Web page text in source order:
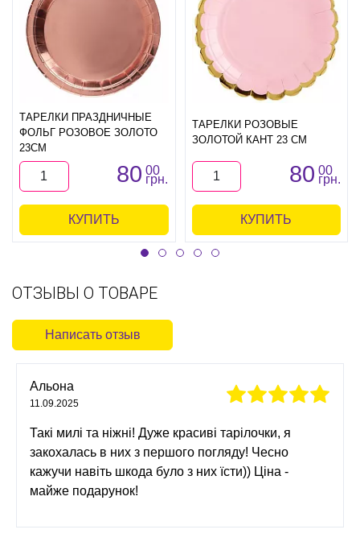
ТАРЕЛКИ ПРАЗДНИЧНЫЕ
ФОЛЬГ РОЗОВОЕ ЗОЛОТО
23СМ
80 00
грн.
КУПИТЬ
ТАРЕЛКИ РОЗОВЫЕ
ЗОЛОТОЙ КАНТ 23 СМ
80 00
грн.
КУПИТЬ
ОТЗЫВЫ О ТОВАРЕ
Написать отзыв
Альона
11.09.2025
Такі милі та ніжні! Дуже красиві тарілочки, я
закохалась в них з першого погляду! Чесно
кажучи навіть шкода було з них їсти)) Ціна -
майже подарунок!